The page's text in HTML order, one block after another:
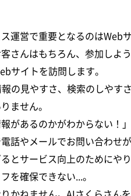
運営で重要となるのはWebサ
さんはもちろん、参加しよ
サイトを訪問します。
の見やすさ、検索のしやす
ません。
報があるのかがわからない
話やメールでお問い合わせ
とサービス向上のためにや
を確保できない...。